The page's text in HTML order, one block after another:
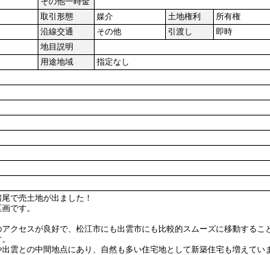
取引形態 媒介 土地権利
所有権
沿線交通 その他 引渡し
即時
地目説明
用途地域
指定なし
で売土地が出ました！
です。
クセスが良好で、松江市にも出雲市にも比較的スムーズに移動するこ
雲との中間地点にあり、自然も多い住宅地として新築住宅も増えてい